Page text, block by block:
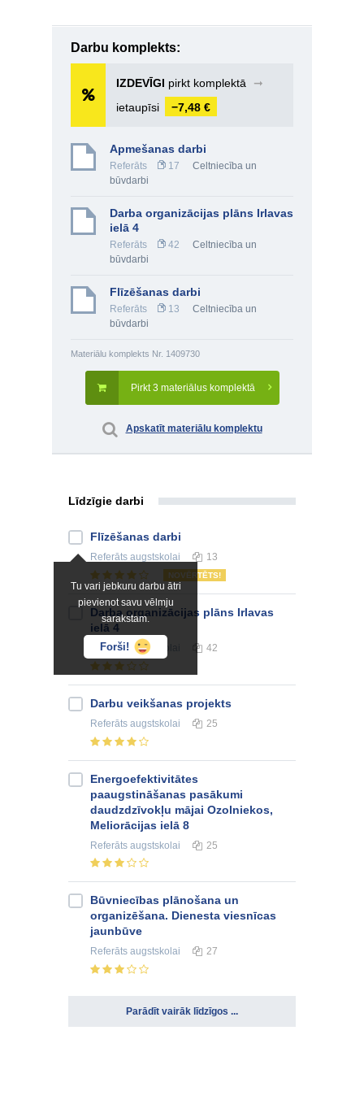
Darbu komplekts:
IZDEVĪGI pirkt komplektā
➞
ietaupīsi
−7,48 €
Apmešanas darbi
Referāts 17
Celtniecība un
būvdarbi
Darba organizācijas plāns Irlavas
ielā 4
Referāts 42
Celtniecība un
būvdarbi
Flīzēšanas darbi
Referāts 13
Celtniecība un
būvdarbi
Materiālu komplekts Nr. 1409730
Pirkt 3 materiālus komplektā
Apskatīt materiālu komplektu
Līdzīgie darbi
Tu vari jebkuru darbu ātri
pievienot savu vēlmju
sarakstam.
Forši!
Flīzēšanas darbi
Referāts augstskolai 13
NOVĒRTĒTS!
Darba organizācijas plāns Irlavas
ielā 4
Referātsaugstskolai 42
Darbu veikšanas projekts
Referāts augstskolai 25
Energoefektivitātes
paaugstināšanas pasākumi
daudzdzīvokļu mājai Ozolniekos,
Meliorācijas ielā 8
Referāts augstskolai 25
Būvniecības plānošana un
organizēšana. Dienesta viesnīcas
jaunbūve
Referāts augstskolai 27
Parādīt vairāk līdzīgos ...